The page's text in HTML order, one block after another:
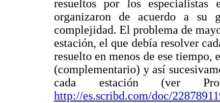
resueltos por los especialistas
organizaron de acuerdo a su
complejidad. El problema de
estación, el que debía resolver
resuelto en menos de ese
(complementario) y así
cada estación (ver
http://es.scribd.com/doc/